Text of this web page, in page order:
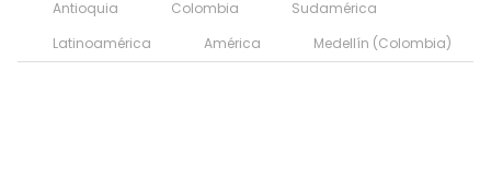
Antioquia Colombia
Sudamérica
Latinoamérica
América Medellín (Colombia)